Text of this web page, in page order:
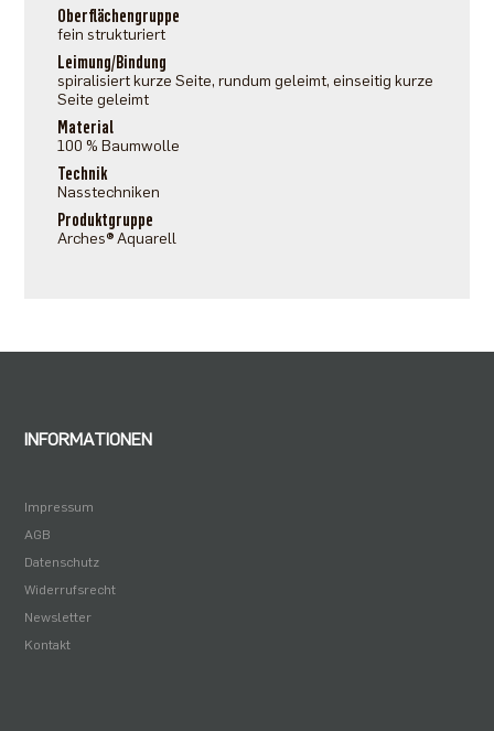
Oberflächengruppe
fein strukturiert
Leimung/Bindung
spiralisiert kurze Seite, rundum geleimt, einseitig kurze
Seite geleimt
Material
100 % Baumwolle
Technik
Nasstechniken
Produktgruppe
Arches® Aquarell
INFORMATIONEN
Impressum
AGB
Datenschutz
Widerrufsrecht
Newsletter
Kontakt